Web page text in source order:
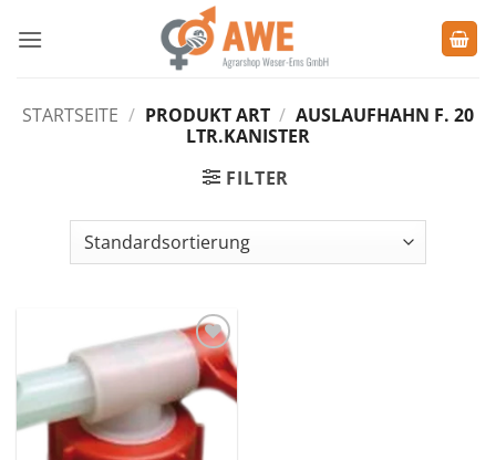
Inhalt
STARTSEITE / PRODUKT ART / AUSLAUFHAHN F. 20
LTR.KANISTER
FILTER
Zu den
Favoriten
hinzufügen